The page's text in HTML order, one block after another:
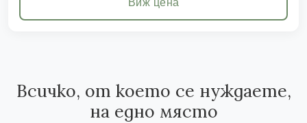
Всичко, от което се нуждаете,
на едно място